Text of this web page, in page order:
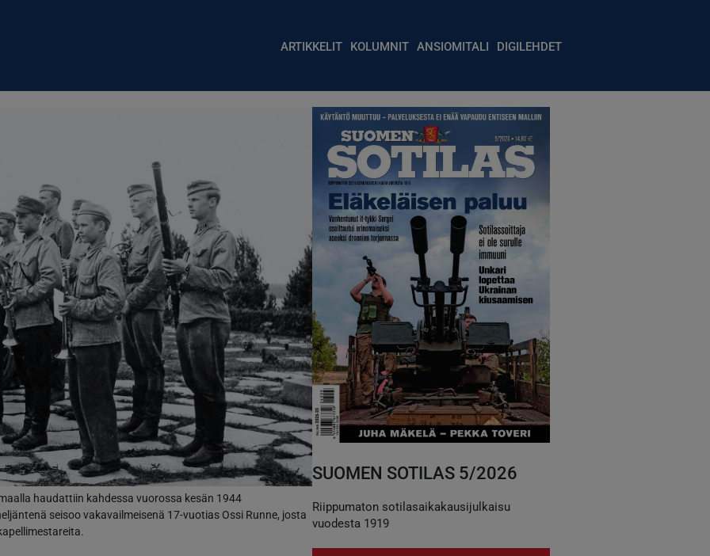
Main navigation
ARTIKKELIT KOLUMNIT ANSIOMITALI DIGILEHDET
haudattiin kahdessa vuorossa kesän 1944
seisoo vakavailmeisenä 17-vuotias Ossi Runne, josta
SUOMEN SOTILAS 5/2026
Riippumaton sotilasaikakausijulkaisu
vuodesta 1919